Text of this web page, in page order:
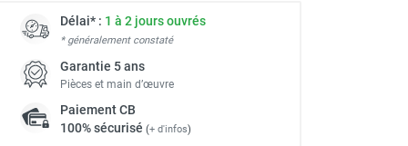
Délai* : 1 à 2 jours ouvrés
* généralement constaté
Garantie 5 ans
Pièces et main d’œuvre
PaiementCB
100% sécurisé (+ d'infos)